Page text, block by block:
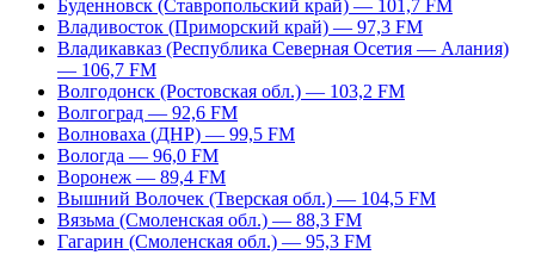
Буденновск (Ставропольский край) — 101,7 FM
Владивосток (Приморский край) — 97,3 FM
Владикавказ (Республика Северная Осетия — Алания)
— 106,7 FM
Волгодонск (Ростовская обл.) — 103,2 FM
Волгоград — 92,6 FM
Волноваха (ДНР) — 99,5 FM
Вологда — 96,0 FM
Воронеж — 89,4 FM
Вышний Волочек (Тверская обл.) — 104,5 FM
Вязьма (Смоленская обл.) — 88,3 FM
Гагарин (Смоленская обл.) — 95,3 FM